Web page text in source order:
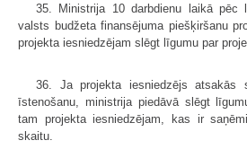
35. Ministrija 10 darbdienu laikā pēc
valsts budžeta finansējuma piešķiršanu
projekta iesniedzējam slēgt līgumu par
36. Ja projekta iesniedzējs atsakās
īstenošanu, ministrija piedāvā slēgt
tam projekta iesniedzējam, kas ir
skaitu.